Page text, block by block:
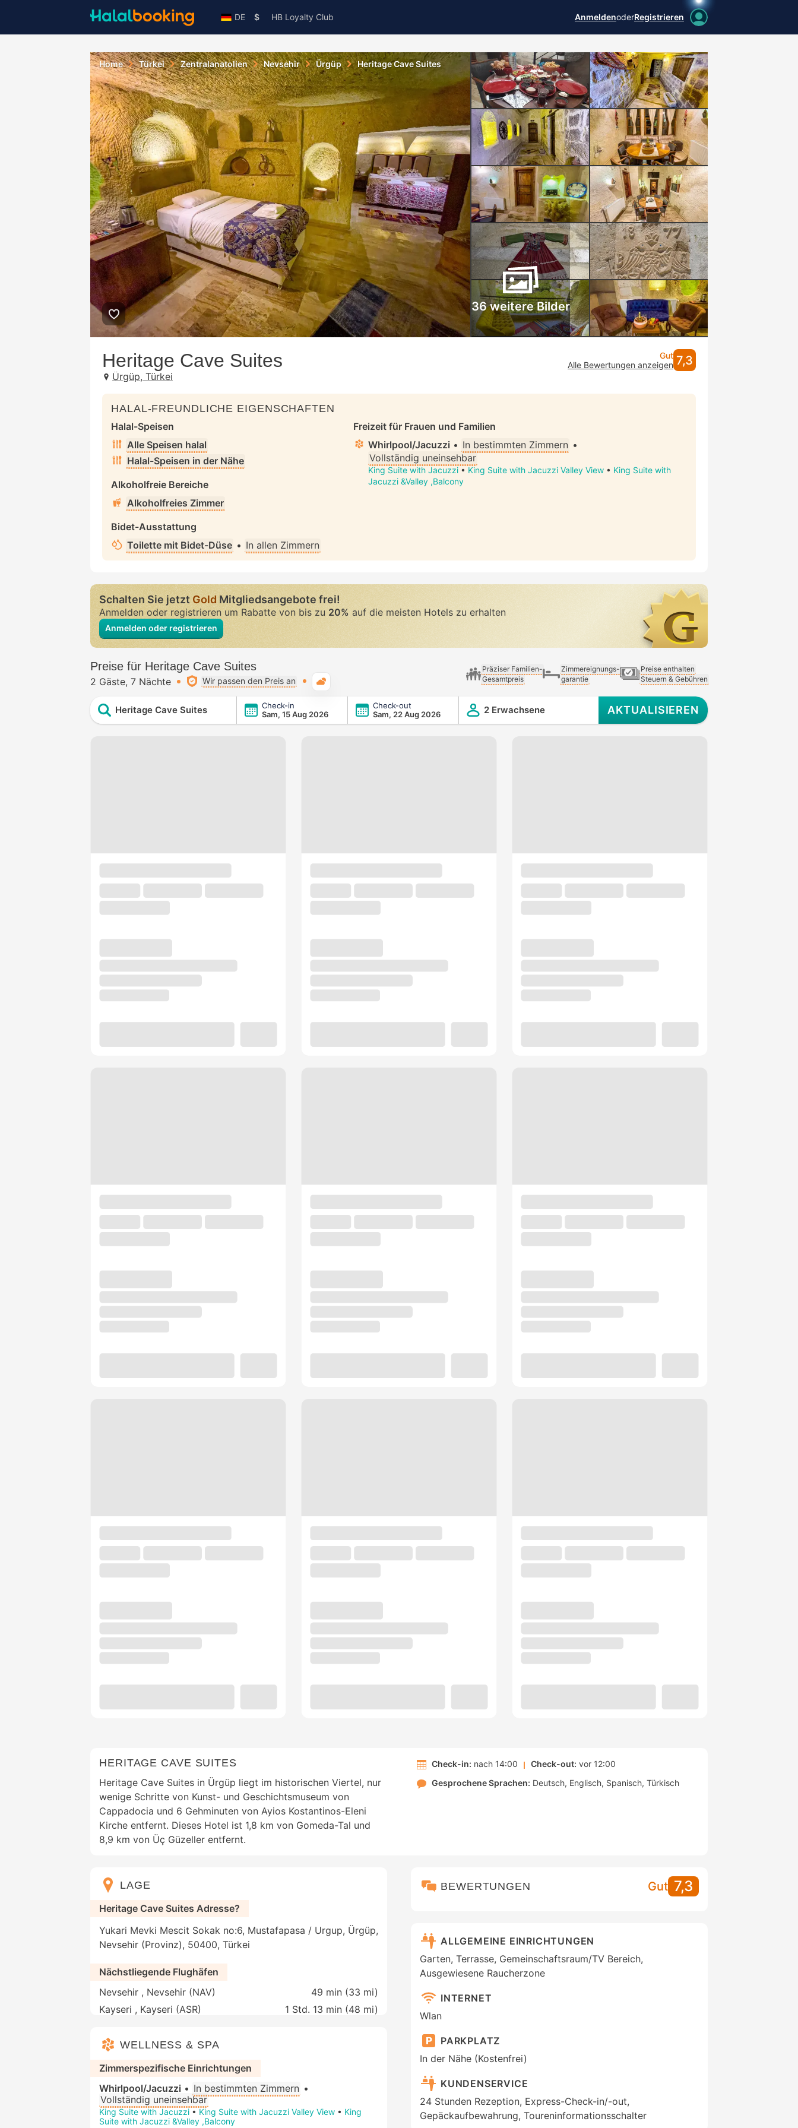
DE $ HB Loyalty Club AnmeldenoderRegistrieren
Home Türkei Zentralanatolien Nevsehir Ürgüp Heritage Cave Suites
36 weitere Bilder
Heritage Cave Suites
Ürgüp, Türkei
Gut
Alle Bewertungen anzeigen 7,3
HALAL-FREUNDLICHE EIGENSCHAFTEN
Halal-Speisen
Alle Speisen halal
Halal-Speisen in der Nähe
Alkoholfreie Bereiche
Alkoholfreies Zimmer
Bidet-Ausstattung
Toilette mit Bidet-Düse • In allen Zimmern
Freizeit für Frauen und Familien
Whirlpool/Jacuzzi • In bestimmten Zimmern •
Vollständig uneinsehbar
King Suite with Jacuzzi • King Suite with Jacuzzi Valley View • King Suite with
Jacuzzi &Valley ,Balcony
Schalten Sie jetztGoldMitgliedsangebote frei!
Anmelden oder registrieren um Rabatte von bis zu 20%auf die meisten Hotels zu erhalten
Anmelden oder registrieren
Preise für Heritage Cave Suites
2 Gäste 7 Nächte Wir passen den Preis an
Präziser Familien-
Gesamtpreis
Zimmereignungs-
garantie
Preise enthalten
Steuern & Gebühren
Heritage Cave Suites
Check-in
Sam, 15 Aug 2026
Check-out
Sam, 22 Aug 2026
2 Erwachsene AKTUALISIEREN
HERITAGE CAVE SUITES
Heritage Cave Suites in Ürgüp liegt im historischen Viertel, nur
wenige Schritte von Kunst- und Geschichtsmuseum von
Cappadocia und 6 Gehminuten von Ayios Kostantinos-Eleni
Kirche entfernt. Dieses Hotel ist 1,8 km von Gomeda-Tal und
8,9 km von Üç Güzeller entfernt.
Check-in: nach 14:00 Check-out: vor 12:00
Gesprochene Sprachen: Deutsch Englisch Spanisch Türkisch
LAGE
Heritage Cave Suites Adresse?
Yukari Mevki Mescit Sokak no:6, Mustafapasa / Urgup, Ürgüp,
Nevsehir (Provinz), 50400, Türkei
Nächstliegende Flughäfen
Nevsehir , Nevsehir (NAV)
49 min (33 mi)
Kayseri , Kayseri (ASR)
1 Std. 13 min (48 mi)
WELLNESS & SPA
Zimmerspezifische Einrichtungen
Whirlpool/Jacuzzi • In bestimmten Zimmern •
Vollständig uneinsehbar
King Suite with Jacuzzi • King Suite with Jacuzzi Valley View • King
Suite with Jacuzzi &Valley ,Balcony
BEWERTUNGEN Gut 7,3
ALLGEMEINE EINRICHTUNGEN
Garten, Terrasse, Gemeinschaftsraum/TV Bereich,
Ausgewiesene Raucherzone
INTERNET
Wlan
PARKPLATZ
In der Nähe (Kostenfrei)
KUNDENSERVICE
24 Stunden Rezeption, Express-Check-in/-out,
Gepäckaufbewahrung, Toureninformationsschalter